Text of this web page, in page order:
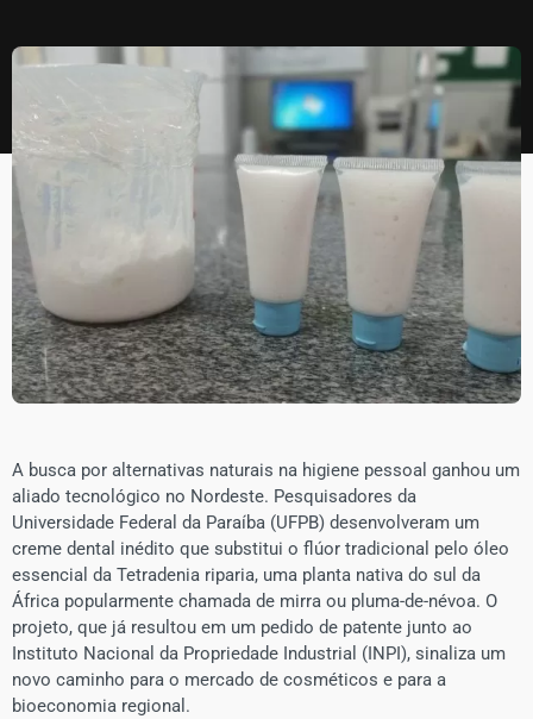
​A busca por alternativas naturais na higiene pessoal ganhou um
aliado tecnológico no Nordeste. Pesquisadores da
Universidade Federal da Paraíba (UFPB) desenvolveram um
creme dental inédito que substitui o flúor tradicional pelo óleo
essencial da Tetradenia riparia, uma planta nativa do sul da
África popularmente chamada de mirra ou pluma-de-névoa. O
projeto, que já resultou em um pedido de patente junto ao
Instituto Nacional da Propriedade Industrial (INPI), sinaliza um
novo caminho para o mercado de cosméticos e para a
bioeconomia regional.